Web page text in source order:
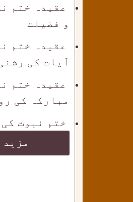
عقیدہ ختم
و فضیلت
عقیدہ ختم
آیات کی
عقیدہ ختم
مبارکہ کی
ختم نبوت